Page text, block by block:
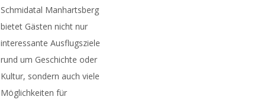
Schmidatal Manhartsberg
bietet Gästen nicht nur
interessante Ausflugsziele
rund um Geschichte oder
Kultur, sondern auch viele
Möglichkeiten für